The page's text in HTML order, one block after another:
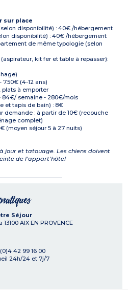
sur place
disponibilité) : 40€ /hébergement
disponibilité) : 40€ /hébergement
de même typologie (selon
kit fer et table à repasser):
(4-12 ans)
plats à emporter
84€/ semaine - 280€/mois
et tapis de bain) : 8€
demande : à partir de 10€ (recouche
complet)
(moyen séjour 5 à 27 nuits)
jour et tatouage. Les chiens doivent
de l’appart’hôtel
Séjour
13100 AIX EN PROVENCE
(0)4 42 99 16 00
24h/24 et 7j/7